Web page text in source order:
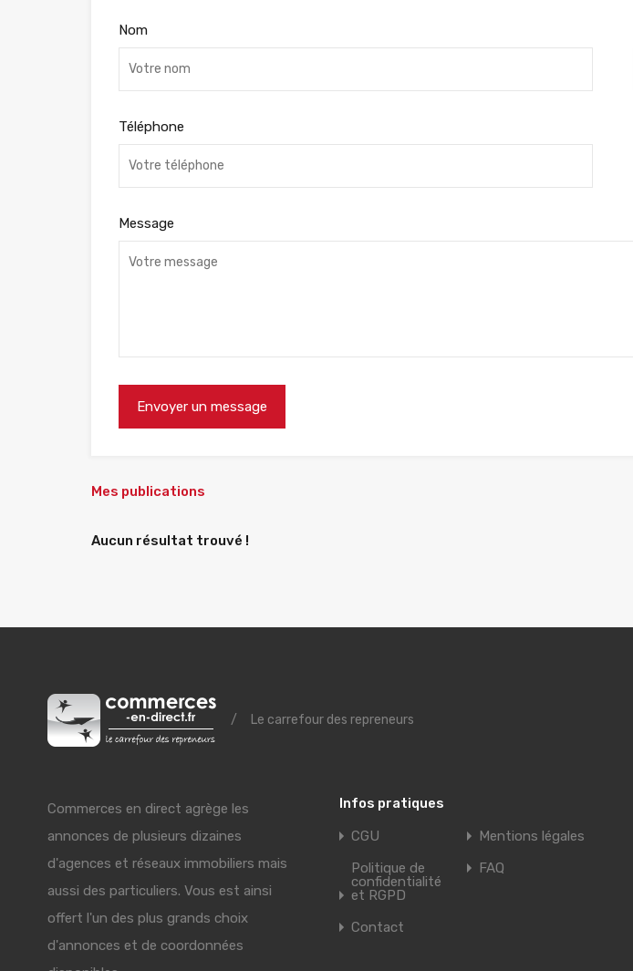
Nom
Téléphone
Message
Mes publications
Aucun résultat trouvé !
/ Le carrefour des repreneurs
Commerces en direct agrège les
annonces de plusieurs dizaines
d'agences et réseaux immobiliers mais
aussi des particuliers. Vous est ainsi
offert l'un des plus grands choix
d'annonces et de coordonnées
Infos pratiques
CGU
Mentions légales
Politique de
confidentialité
et RGPD
FAQ
Contact